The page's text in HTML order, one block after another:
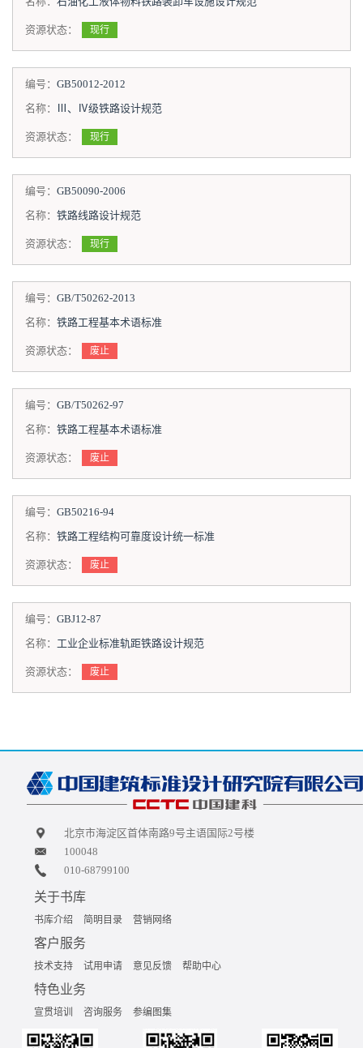
资源状态： 现行
编号： GB50012-2012
名称：
Ⅲ、Ⅳ级铁路设计规范
资源状态： 现行
编号： GB50090-2006
名称： 铁路线路设计规范
资源状态： 现行
编号： GB/T50262-2013
名称： 铁路工程基本术语标准
资源状态： 废止
编号： GB/T50262-97
名称： 铁路工程基本术语标准
资源状态： 废止
编号： GB50216-94
名称： 铁路工程结构可靠度设计统一标准
资源状态： 废止
编号： GBJ12-87
名称： 工业企业标准轨距铁路设计规范
资源状态： 废止
北京市海淀区首体南路9号主语国际2号楼
100048
010-68799100
关于书库
书库介绍 简明目录 营销网络
客户服务
技术支持 试用申请 意见反馈 帮助中心
特色业务
宣贯培训 咨询服务 参编图集